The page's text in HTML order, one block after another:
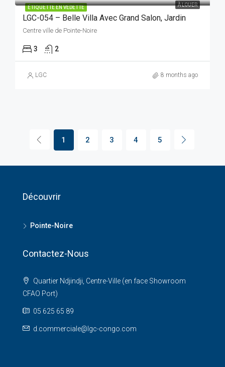
ÉTIQUETTE EN VEDETTE À LOUER
LGC-054 – Belle Villa Avec Grand Salon, Jardin
Centre ville de Pointe-Noire
3 2
LGC 8 months ago
1 2 3 4 5
Découvrir
Pointe-Noire
Contactez-Nous
Quartier Ndjindji, Centre-Ville (en face Showroom
CFAO Port)
05 625 65 89
d.commerciale@lgc-congo.com